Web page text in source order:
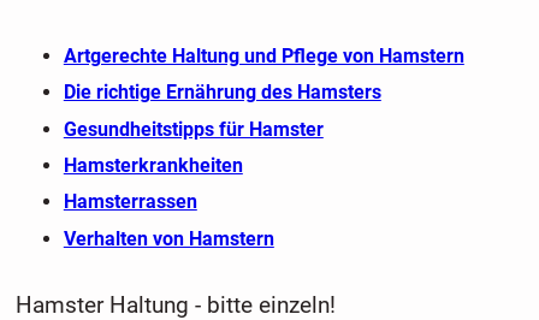
Artgerechte Haltung und Pflege von Hamstern
Die richtige Ernährung des Hamsters
Gesundheitstipps für Hamster
Hamsterkrankheiten
Hamsterrassen
Verhalten von Hamstern
Hamster Haltung - bitte einzeln!